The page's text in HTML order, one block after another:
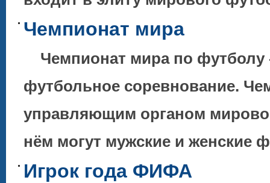
Чемпионат мира
Чемпионат мира по футболу
футбольное соревнование.
управляющим органом
нём могут мужские и женские
Игрок года ФИФА